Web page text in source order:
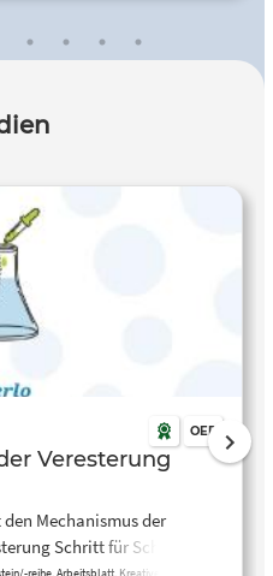
OER
Veresterung
Mechanismus der
Schritt für Schritt.